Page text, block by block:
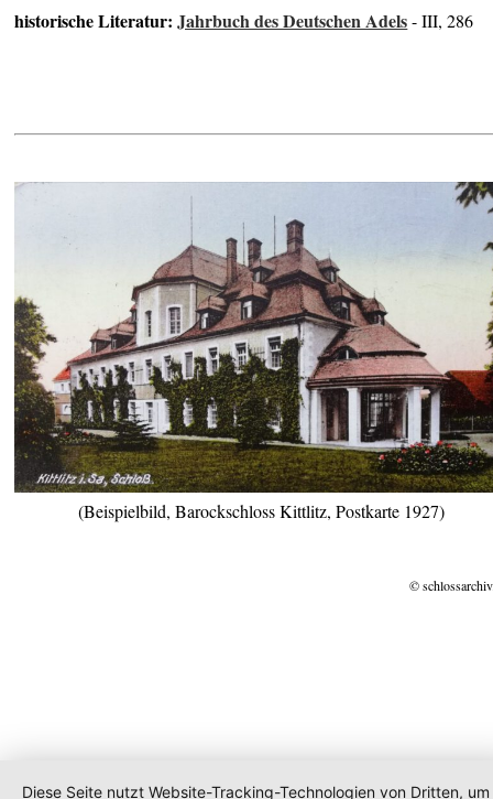
historische Literatur:Jahrbuch des Deutschen Adels- III, 286
(Beispielbild, Barockschloss Kittlitz, Postkarte 1927)
©
Diese Seite nutzt Website-Tracking-Technologien von Dritten, um